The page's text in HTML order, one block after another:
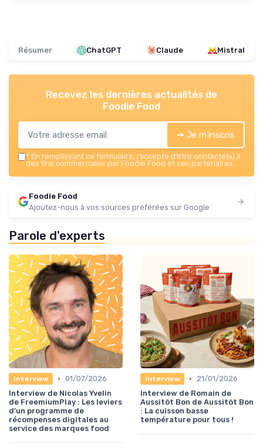
Résumer ChatGPT Claude Mistral
Recevez les dernières actualités de
Foodie Food
➔ Je m'inscris
* En remplissant ce formulaire, j’accepte d’être contacté(e) à
des fins commerciales par Foodie Food et ses partenaires.
Foodie Food
Ajoutez-nous à vos sources préférées sur Google
Parole d'experts
Interview • 01/07/2026
Interview de Nicolas Yvelin
de FreemiumPlay : Les leviers
d’un programme de
récompenses digitales au
service des marques food
Interview •
21/01/2026
Interview de Romain de
Aussitôt Bon de Aussitôt Bon
: La cuisson basse
température pour tous !